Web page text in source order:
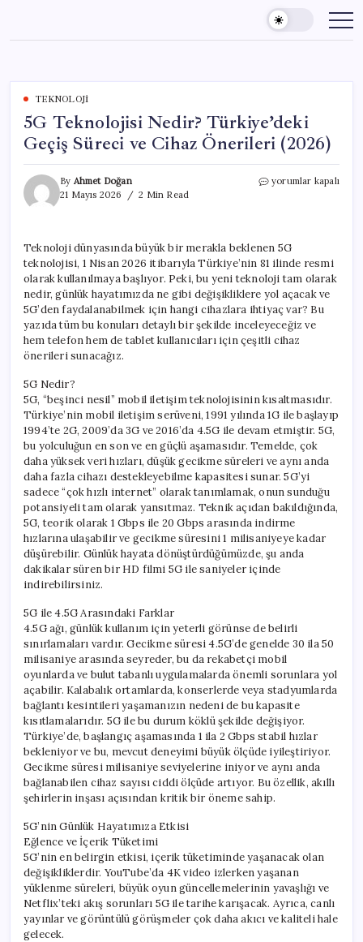
content
TEKNOLOJI
5G Teknolojisi Nedir? Türkiye’deki
Geçiş Süreci ve Cihaz Önerileri (2026)
By Ahmet Doğan
21 Mayıs 2026
2 Min Read
5G
Süreci
ve
Cihaz
Önerileri
(2026)
için
yorumlar kapalı
Teknoloji dünyasında büyük bir merakla beklenen 5G
teknolojisi, 1 Nisan 2026 itibarıyla Türkiye’nin 81 ilinde resmi
olarak kullanılmaya başlıyor. Peki, bu yeni teknoloji tam olarak
nedir, günlük hayatımızda ne gibi değişikliklere yol açacak ve
5G’den faydalanabilmek için hangi cihazlara ihtiyaç var? Bu
yazıda tüm bu konuları detaylı bir şekilde inceleyeceğiz ve
hem telefon hem de tablet kullanıcıları için çeşitli cihaz
önerileri sunacağız.
5G Nedir?
5G, “beşinci nesil” mobil iletişim teknolojisinin kısaltmasıdır.
Türkiye’nin mobil iletişim serüveni, 1991 yılında 1G ile başlayıp
1994’te 2G, 2009’da 3G ve 2016’da 4.5G ile devam etmiştir. 5G,
bu yolculuğun en son ve en güçlü aşamasıdır. Temelde, çok
daha yüksek veri hızları, düşük gecikme süreleri ve aynı anda
daha fazla cihazı destekleyebilme kapasitesi sunar. 5G’yi
sadece “çok hızlı internet” olarak tanımlamak, onun sunduğu
potansiyeli tam olarak yansıtmaz. Teknik açıdan bakıldığında,
5G, teorik olarak 1 Gbps ile 20 Gbps arasında indirme
hızlarına ulaşabilir ve gecikme süresini 1 milisaniyeye kadar
düşürebilir. Günlük hayata dönüştürdüğümüzde, şu anda
dakikalar süren bir HD filmi 5G ile saniyeler içinde
indirebilirsiniz.
5G ile 4.5G Arasındaki Farklar
4.5G ağı, günlük kullanım için yeterli görünse de belirli
sınırlamaları vardır. Gecikme süresi 4.5G’de genelde 30 ila 50
milisaniye arasında seyreder, bu da rekabetçi mobil
oyunlarda ve bulut tabanlı uygulamalarda önemli sorunlara yol
açabilir. Kalabalık ortamlarda, konserlerde veya stadyumlarda
bağlantı kesintileri yaşamanızın nedeni de bu kapasite
kısıtlamalarıdır. 5G ile bu durum köklü şekilde değişiyor.
Türkiye’de, başlangıç aşamasında 1 ila 2 Gbps stabil hızlar
bekleniyor ve bu, mevcut deneyimi büyük ölçüde iyileştiriyor.
Gecikme süresi milisaniye seviyelerine iniyor ve aynı anda
bağlanabilen cihaz sayısı ciddi ölçüde artıyor. Bu özellik, akıllı
şehirlerin inşası açısından kritik bir öneme sahip.
5G’nin Günlük Hayatımıza Etkisi
Eğlence ve İçerik Tüketimi
5G’nin en belirgin etkisi, içerik tüketiminde yaşanacak olan
değişikliklerdir. YouTube’da 4K video izlerken yaşanan
yüklenme süreleri, büyük oyun güncellemelerinin yavaşlığı ve
Netflix’teki akış sorunları 5G ile tarihe karışacak. Ayrıca, canlı
yayınlar ve görüntülü görüşmeler çok daha akıcı ve kaliteli hale
gelecek.